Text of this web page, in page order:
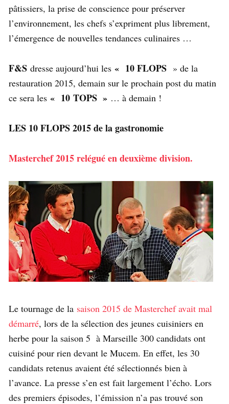
pâtissiers, la prise de conscience pour préserver
l’environnement, les chefs s’expriment plus librement,
l’émergence de nouvelles tendances culinaires …
F&S dresse aujourd’hui les « 10 FLOPS » de la
restauration 2015, demain sur le prochain post du matin
ce sera les « 10 TOPS » … à demain !
LES 10 FLOPS 2015 de la gastronomie
Masterchef 2015 relégué en deuxième division.
Le tournage de la saison 2015 de Masterchef avait mal
démarré, lors de la sélection des jeunes cuisiniers en
herbe pour la saison 5 à Marseille 300 candidats ont
cuisiné pour rien devant le Mucem. En effet, les 30
candidats retenus avaient été sélectionnés bien à
l’avance. La presse s’en est fait largement l’écho. Lors
des premiers épisodes, l’émission n’a pas trouvé son